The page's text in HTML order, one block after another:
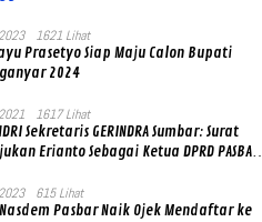
1621 Lihat
Prasetyo Siap Maju Calon Bupati
2024
1617 Lihat
Sekretaris GERINDRA Sumbar: Surat
Erianto Sebagai Ketua DPRD PASBAR
Subianto
615 Lihat
Pasbar Naik Ojek Mendaftar ke